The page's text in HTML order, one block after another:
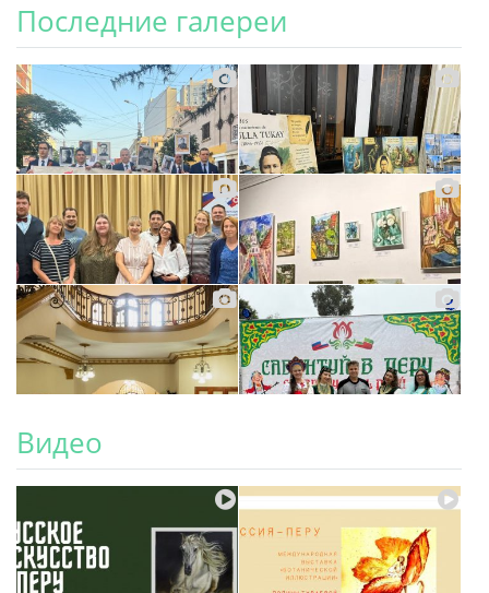
Последние галереи
Видео